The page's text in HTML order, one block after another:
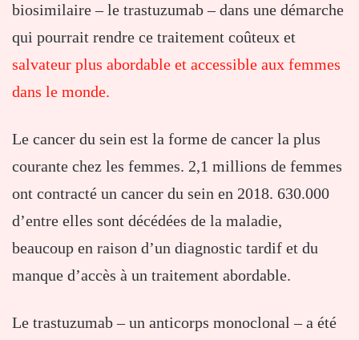
biosimilaire – le trastuzumab – dans une démarche
qui pourrait rendre ce traitement coûteux et
salvateur plus abordable et accessible aux femmes
dans le monde.
Le cancer du sein est la forme de cancer la plus
courante chez les femmes. 2,1 millions de femmes
ont contracté un cancer du sein en 2018. 630.000
d’entre elles sont décédées de la maladie,
beaucoup en raison d’un diagnostic tardif et du
manque d’accès à un traitement abordable.
Le trastuzumab – un anticorps monoclonal – a été